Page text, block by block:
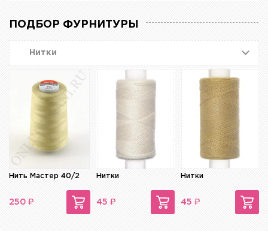
ПОДБОР ФУРНИТУРЫ
Нитки
Нить Мастер 40/2
250 ₽
Нитки
45 ₽
Нитки
45 ₽